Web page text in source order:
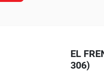
EL
306)